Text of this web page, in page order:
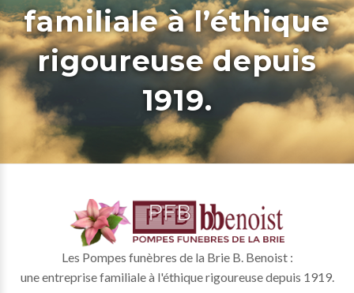
familiale à l’éthique
rigoureuse depuis
1919.
Les Pompes funèbres de la Brie B. Benoist :
une entreprise familiale à l'éthique rigoureuse depuis 1919.